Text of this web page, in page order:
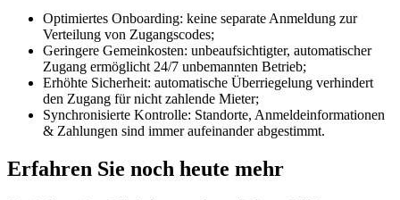
Optimiertes Onboarding: keine separate Anmeldung zur
Verteilung von Zugangscodes;
Geringere Gemeinkosten: unbeaufsichtigter, automatischer
Zugang ermöglicht 24/7 unbemannten Betrieb;
Erhöhte Sicherheit: automatische Überriegelung verhindert
den Zugang für nicht zahlende Mieter;
Synchronisierte Kontrolle: Standorte, Anmeldeinformationen
& Zahlungen sind immer aufeinander abgestimmt.
Erfahren Sie noch heute mehr